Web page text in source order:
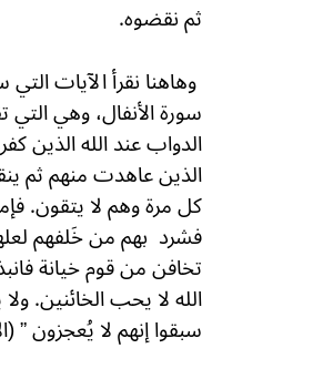
ثم نقضوه.
وهاهنا نقرأ الآيات
سورة الأنفال، وهي
الدواب عند الله الذين
الذين عاهدت منهم ثم
كل مرة وهم لا يتقون.
فشرد بهم من خَلفهم
تخافن من قوم خيانة
الله لا يحب الخائنين.
سبقوا إنهم لا يُعجزون ”